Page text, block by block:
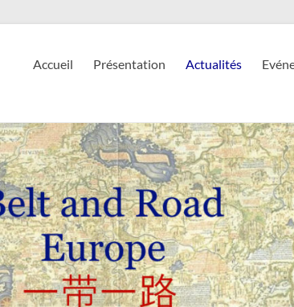
Accueil Présentation Actualités